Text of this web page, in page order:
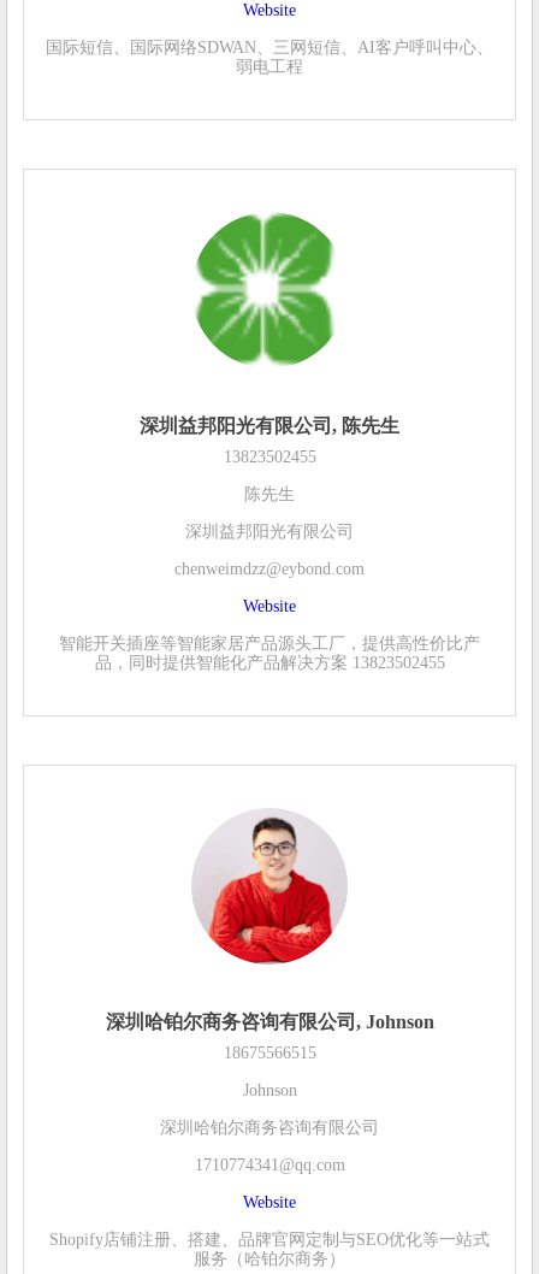
Website
国际短信、国际网络SDWAN、三网短信、AI客户呼叫中心、
弱电工程
深圳益邦阳光有限公司, 陈先生
13823502455
陈先生
深圳益邦阳光有限公司
chenweimdzz@eybond.com
Website
智能开关插座等智能家居产品源头工厂，提供高性价比产
品，同时提供智能化产品解决方案 13823502455
深圳哈铂尔商务咨询有限公司, Johnson
18675566515
Johnson
深圳哈铂尔商务咨询有限公司
1710774341@qq.com
Website
Shopify店铺注册、搭建、品牌官网定制与SEO优化等一站式
服务（哈铂尔商务）